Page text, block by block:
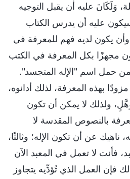
وَلَكَانَ عليه أن يقبل التوجيه
عليه أن يدرس الكتاب
يكون لديه فهم للمعرفة في
مجهزًا بكل المعرفة في الكتب
حمل اسم "الإله المتجسد".
بهذه المعرفة، لذلك أدانوه،
ولذلك لا يمكن أن تكون
بالنصوص المقدسة لا
ناهيك عن أن تكون الإله؛ وثالثًا،
فأنت لا تعمل في المعبد الآن
فإن العمل الذي تُؤدِّيه يتجاوز